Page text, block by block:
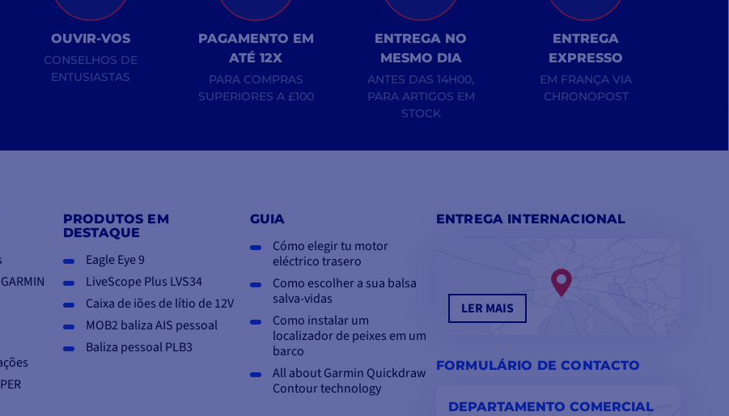
OUVIR-VOS
CONSELHOS DE
ENTUSIASTAS
PAGAMENTO EM
ATÉ 12X
PARA COMPRAS
SUPERIORES A £100
ENTREGA NO
MESMO DIA
ANTES DAS 14H00,
PARA ARTIGOS EM
STOCK
ENTREGA
EXPRESSO
EM FRANÇA VIA
CHRONOPOST
PRODUTOS EM
DESTAQUE
Eagle Eye 9
LiveScope Plus LVS34
Caixa de iões de lítio de 12V
MOB2 baliza AIS pessoal
Baliza pessoal PLB3
GUIA
Cómo elegir tu motor
eléctrico trasero
Como escolher a sua balsa
salva-vidas
Como instalar um
localizador de peixes em um
barco
All about Garmin Quickdraw
Contour technology
ENTREGA INTERNACIONAL
LER MAIS
FORMULÁRIO DE CONTACTO
DEPARTAMENTO COMERCIAL